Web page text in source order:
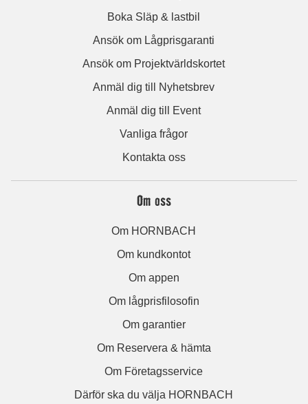
Boka Släp & lastbil
Ansök om Lågprisgaranti
Ansök om Projektvärldskortet
Anmäl dig till Nyhetsbrev
Anmäl dig till Event
Vanliga frågor
Kontakta oss
Om oss
Om HORNBACH
Om kundkontot
Om appen
Om lågprisfilosofin
Om garantier
Om Reservera & hämta
Om Företagsservice
Därför ska du välja HORNBACH